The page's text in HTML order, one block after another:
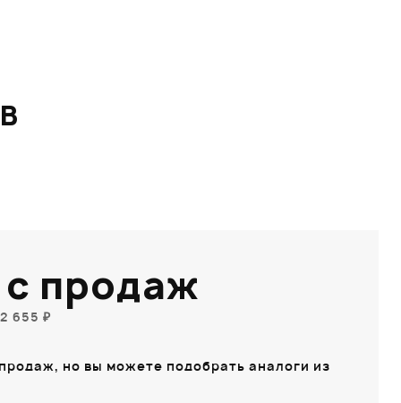
продаж
655 ₽
но вы можете подобрать аналоги из